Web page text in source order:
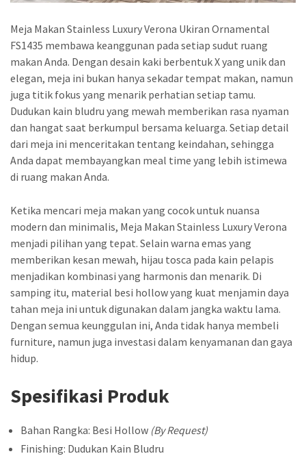
Meja Makan Stainless Luxury Verona Ukiran Ornamental
FS1435 membawa keanggunan pada setiap sudut ruang
makan Anda. Dengan desain kaki berbentuk X yang unik dan
elegan, meja ini bukan hanya sekadar tempat makan, namun
juga titik fokus yang menarik perhatian setiap tamu.
Dudukan kain bludru yang mewah memberikan rasa nyaman
dan hangat saat berkumpul bersama keluarga. Setiap detail
dari meja ini menceritakan tentang keindahan, sehingga
Anda dapat membayangkan meal time yang lebih istimewa
di ruang makan Anda.
Ketika mencari meja makan yang cocok untuk nuansa
modern dan minimalis, Meja Makan Stainless Luxury Verona
menjadi pilihan yang tepat. Selain warna emas yang
memberikan kesan mewah, hijau tosca pada kain pelapis
menjadikan kombinasi yang harmonis dan menarik. Di
samping itu, material besi hollow yang kuat menjamin daya
tahan meja ini untuk digunakan dalam jangka waktu lama.
Dengan semua keunggulan ini, Anda tidak hanya membeli
furniture, namun juga investasi dalam kenyamanan dan gaya
hidup.
Spesifikasi Produk
Bahan Rangka: Besi Hollow (By Request)
Finishing: Dudukan Kain Bludru